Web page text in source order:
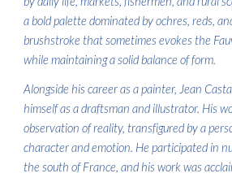
a bold palette dominated by ochres, reds,
brushstroke that sometimes evokes the
while maintaining a solid balance of form.
Alongside his career as a painter, Jean
himself as a draftsman and illustrator. His
observation of reality, transfigured by a
character and emotion. He participated in
the south of France, and his work was